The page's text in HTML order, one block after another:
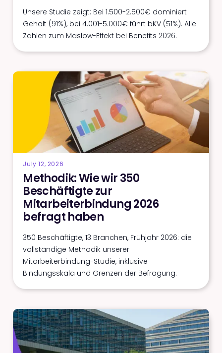
Unsere Studie zeigt: Bei 1.500-2.500€ dominiert
Gehalt (91%), bei 4.001-5.000€ führt bKV (51%). Alle
Zahlen zum Maslow-Effekt bei Benefits 2026.
July 12, 2026
Methodik: Wie wir 350
Beschäftigte zur
Mitarbeiterbindung 2026
befragt haben
350 Beschäftigte, 13 Branchen, Frühjahr 2026: die
vollständige Methodik unserer
Mitarbeiterbindung-Studie, inklusive
Bindungsskala und Grenzen der Befragung.